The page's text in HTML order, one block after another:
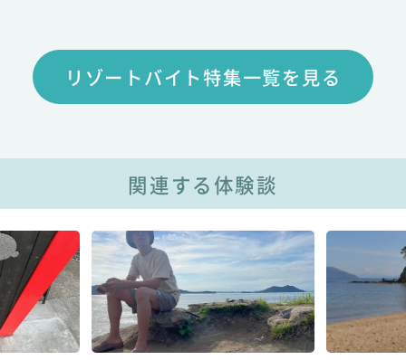
リゾートバイト特集一覧を見る
関連する体験談